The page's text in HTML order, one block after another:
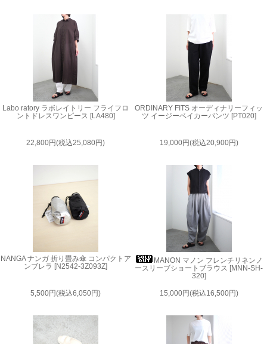
Labo ratory ラボレイトリー フライフロ
ントドレスワンピース [LA480]
22,800円(税込25,080円)
ORDINARY FITS オーディナリーフィッ
ツ イージーベイカーパンツ [PT020]
19,000円(税込20,900円)
NANGA ナンガ 折り畳み傘 コンパクトア
ンブレラ [N2542-3Z093Z]
5,500円(税込6,050円)
MANON マノン フレンチリネンノ
ースリーブショートブラウス [MNN-SH-
320]
15,000円(税込16,500円)